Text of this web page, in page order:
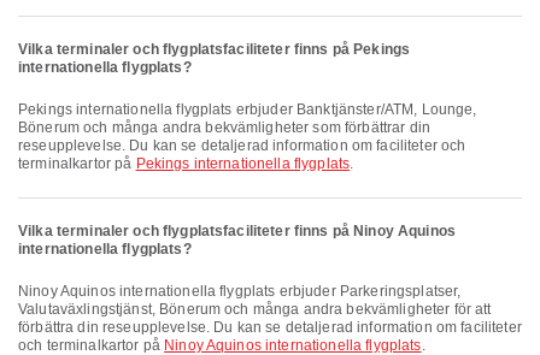
Vilka terminaler och flygplatsfaciliteter finns på Pekings
internationella flygplats?
Pekings internationella flygplats erbjuder Banktjänster/ATM, Lounge,
Bönerum och många andra bekvämligheter som förbättrar din
reseupplevelse. Du kan se detaljerad information om faciliteter och
terminalkartor på Pekings internationella flygplats.
Vilka terminaler och flygplatsfaciliteter finns på Ninoy Aquinos
internationella flygplats?
Ninoy Aquinos internationella flygplats erbjuder Parkeringsplatser,
Valutaväxlingstjänst, Bönerum och många andra bekvämligheter för att
förbättra din reseupplevelse. Du kan se detaljerad information om faciliteter
och terminalkartor på Ninoy Aquinos internationella flygplats.